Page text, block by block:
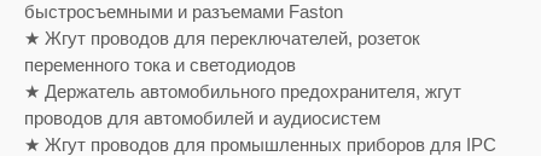
быстросъемными и разъемами Faston
★ Жгут проводов для переключателей, розеток
переменного тока и светодиодов
★ Держатель автомобильного предохранителя, жгут
проводов для автомобилей и аудиосистем
★ Жгут проводов для промышленных приборов для IPC